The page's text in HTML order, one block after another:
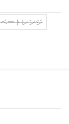
ートレンジ